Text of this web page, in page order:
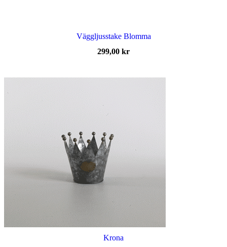
Väggljusstake Blomma
299,00 kr
Krona